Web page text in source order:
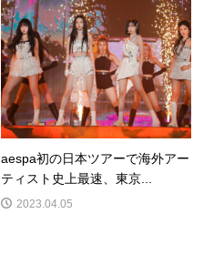
aespa初の日本ツアーで海外アー
ティスト史上最速、東京...
2023.04.05